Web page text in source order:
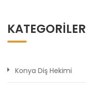
KATEGORILER
Konya Diş Hekimi